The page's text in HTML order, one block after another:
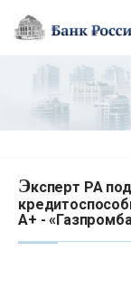
Эксперт РА
А+ -